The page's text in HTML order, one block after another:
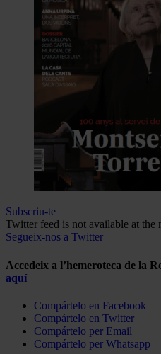
Subscriu-te
Twitter feed is not available at the
Segueix-nos a Twitter
Accedeix a l’hemeroteca de la
aquí
Compártelo en Facebook
Compártelo en Twitter
Compártelo per Email
Compártelo per Whatsapp